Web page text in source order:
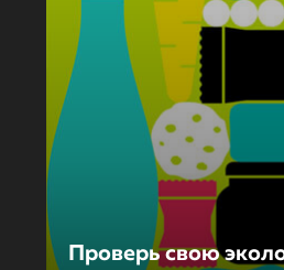
Проверь свою